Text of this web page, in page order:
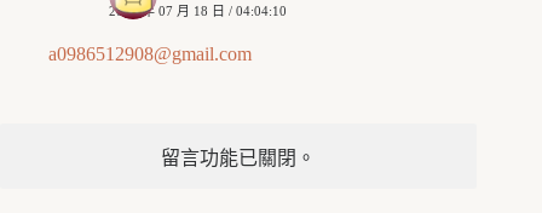
2019 年 07 月 18 日 / 04:04:10
a0986512908@gmail.com
留言功能已關閉。